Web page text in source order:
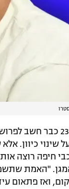
בקיץ שעבר גולאני
שינוי כיוון.
חיפה רוצה
"האמת
ואז פתאום